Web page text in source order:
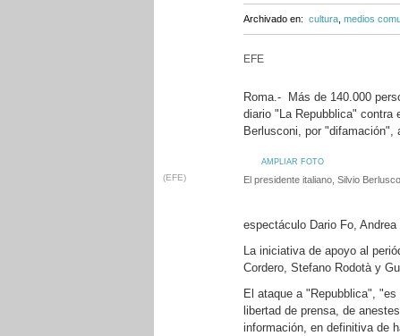
Archivado en: cultura medios
EFE
Roma.- Más de 140.000
diario "La Repubblica" contra
Berlusconi, por "difamación",
AMPLIAR FOTO
(EFE) El presidente italiano, Silvio
espectáculo Dario Fo,
La iniciativa de apoyo al
Cordero, Stefano Rodotà y
El ataque a "Repubblica",
libertad de prensa, de
información, en definitiva de